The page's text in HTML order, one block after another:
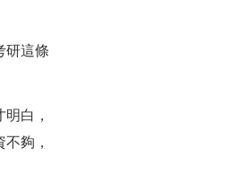
研這條
白，
夠，